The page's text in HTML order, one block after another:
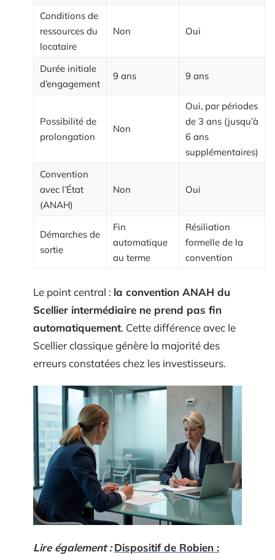
Conditions de
ressources du
locataire
Non Oui
Durée initiale
d’engagement
9 ans 9 ans
Possibilité de
prolongation
Non
Oui, par périodes
de 3 ans (jusqu’à
6 ans
supplémentaires)
Convention
avec l’État
(ANAH)
Non Oui
Démarches de
sortie
Fin
automatique
au terme
Résiliation
formelle de la
convention
Le point central : la convention ANAH du
Scellier intermédiaire ne prend pas fin
automatiquement. Cette différence avec le
Scellier classique génère la majorité des
erreurs constatées chez les investisseurs.
Lire également : Dispositif de Robien :